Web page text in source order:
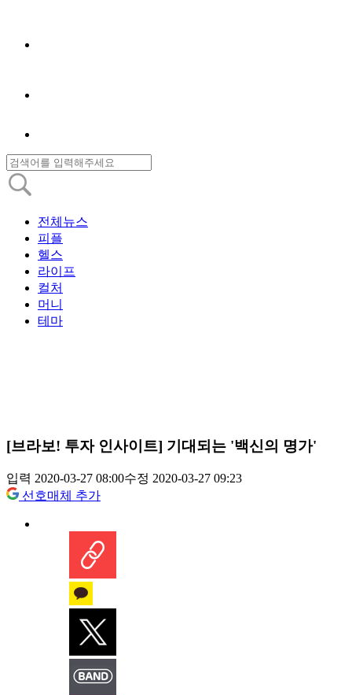
전체뉴스
피플
헬스
라이프
컬처
머니
테마
[브라보! 투자 인사이트] 기대되는 '백신의 명가'
입력 2020-03-27 08:00수정 2020-03-27 09:23
선호매체 추가